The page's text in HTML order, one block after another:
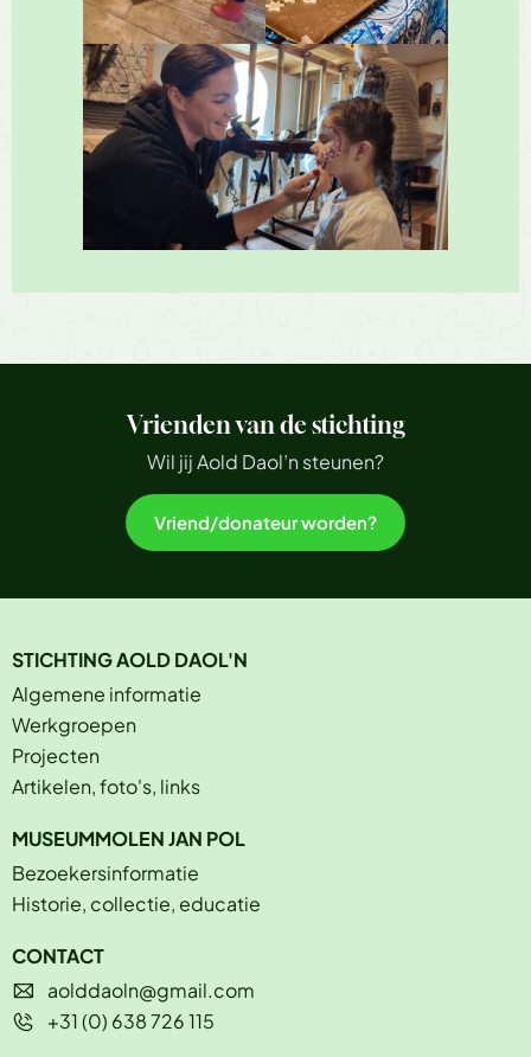
Vrienden van de stichting
Wil jij Aold Daol’n steunen?
Vriend/donateur worden?
STICHTING AOLD DAOL'N
Algemene informatie
Werkgroepen
Projecten
Artikelen, foto's, links
MUSEUMMOLEN JAN POL
Bezoekersinformatie
Historie, collectie, educatie
CONTACT
aolddaoln@gmail.com
+31 (0) 638 726 115